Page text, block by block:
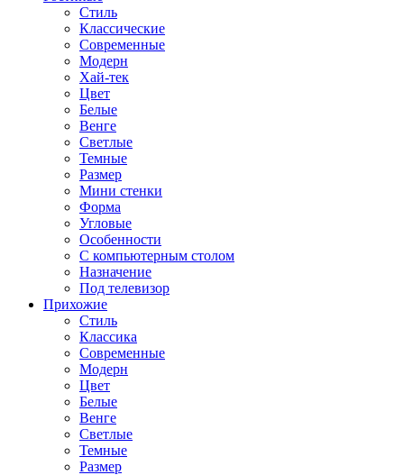
Стиль
Классические
Современные
Модерн
Хай-тек
Цвет
Белые
Венге
Светлые
Темные
Размер
Мини стенки
Форма
Угловые
Особенности
С компьютерным столом
Назначение
Под телевизор
Прихожие
Стиль
Классика
Современные
Модерн
Цвет
Белые
Венге
Светлые
Темные
Размер